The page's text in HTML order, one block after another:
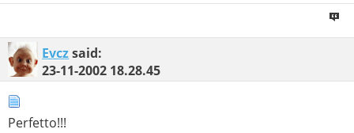
Evczsaid:
23-11-2002 18.28.45
Perfetto!!!